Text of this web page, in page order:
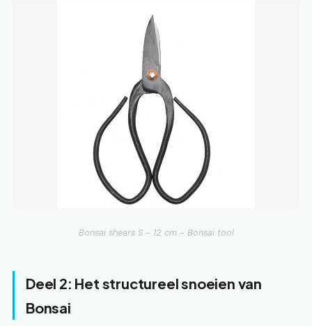
Bonsai shears S - 12 cm - Bonsai tool
Deel 2: Het structureel snoeien van
Bonsai